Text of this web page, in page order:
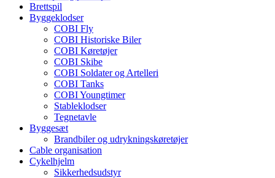
Brettspil
Byggeklodser
COBI Fly
COBI Historiske Biler
COBI Køretøjer
COBI Skibe
COBI Soldater og Artelleri
COBI Tanks
COBI Youngtimer
Stableklodser
Tegnetavle
Byggesæt
Brandbiler og udrykningskøretøjer
Cable organisation
Cykelhjelm
Sikkerhedsudstyr